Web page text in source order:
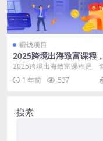
赚钱项目
2025跨境出海致富课程
收并购与营销技巧，实现
2025跨境出海致富课程是一
的系统课程，涵盖出海收并购
外机构沟通、出海...
1 年前 537
搜索